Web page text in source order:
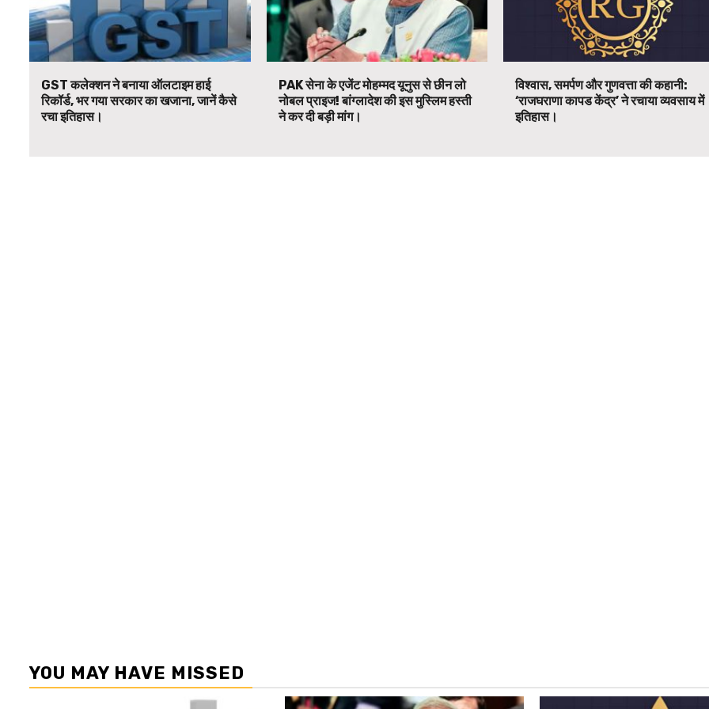
GST कलेक्शन ने बनाया ऑलटाइम हाई
रिकॉर्ड, भर गया सरकार का खजाना, जानें कैसे
रचा इतिहास।
PAK सेना के एजेंट मोहम्मद यूनुस से छीन लो
नोबल प्राइज! बांग्लादेश की इस मुस्लिम हस्ती
ने कर दी बड़ी मांग।
विश्वास, समर्पण और गुणवत्ता की कहानी:
‘राजघराणा कापड केंद्र’ ने रचाया व्यवसाय में
इतिहास।
YOU MAY HAVE MISSED